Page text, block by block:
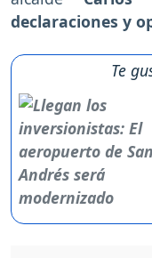
declaraciones y
Te